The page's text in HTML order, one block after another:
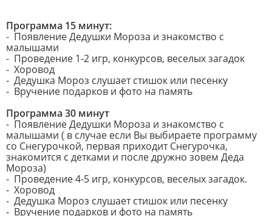
Программа 15 минут:
- Появление Дедушки Мороза и знакомство с
малышами
- Проведение 1-2 игр, конкурсов, веселых загадок
- Хоровод
- Дедушка Мороз слушает стишок или песенку
- Вручение подарков и фото на память
Программа 30 минут
- Появление Дедушки Мороза и знакомство с
малышами ( в случае если Вы выбираете программу
со Снегурочкой, первая приходит Снегурочка,
знакомится с детками и после дружно зовем Деда
Мороза)
- Проведение 4-5 игр, конкурсов, веселых загадок.
- Хоровод
- Дедушка Мороз слушает стишок или песенку
- Вручение подарков и фото на память